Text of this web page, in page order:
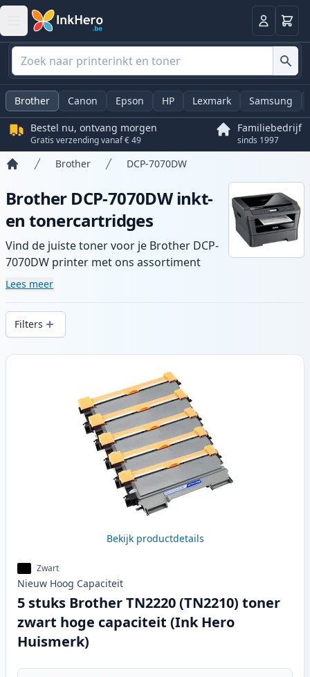
Log in
Brother Canon Epson HP Lexmark Samsung
Bestel nu, ontvang morgen
Gratis verzending vanaf € 49
Familiebedrijf
sinds 1997
Brother DCP-7070DW
Brother DCP-7070DW inkt-
en tonercartridges
Vind de juiste toner voor je Brother DCP-
7070DW printer met ons assortiment
compatibele en high-yield cartridges.
snelle levering vanuit lokale voorraad in .
Lees meer
Filters
Producten
Bekijk productdetails
Zwart
Nieuw Hoog Capaciteit
5 stuks Brother TN2220 (TN2210) toner
zwart hoge capaciteit (Ink Hero
Huismerk)